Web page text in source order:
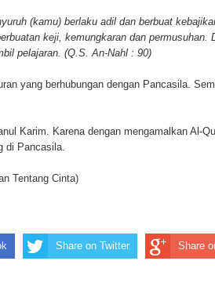
(kamu) berlaku adil dan berbuat
keji, kemungkaran dan permusuhan.
pelajaran. (Q.S. An-Nahl : 90)
yang berhubungan dengan Pancasila.
Karim. Karena dengan mengamalkan Al-
di Pancasila.
Tentang Cinta)
Share on Twitter Share